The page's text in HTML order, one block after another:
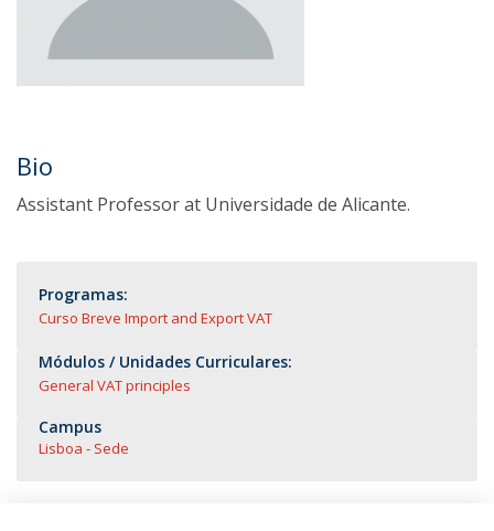
Bio
Assistant Professor at Universidade de Alicante.
Programas:
Curso Breve Import and Export VAT
Módulos / Unidades Curriculares:
General VAT principles
Campus
Lisboa - Sede